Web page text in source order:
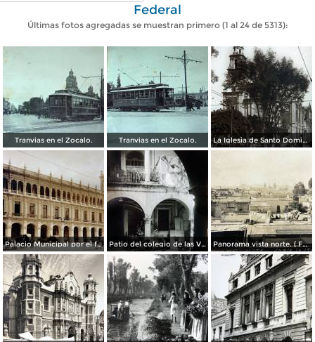
Federal
Últimas fotos agregadas se muestran primero (1 al 24 de 5313):
Tranvias en el Zocalo. Tranvias en el Zocalo. La Iglesia de Santo Domingo.
Palacio Municipal por el fotografo Hugo Brehme.. Patio del colegio de las Vizcainas por el fotografo Hugo Brehme. Panorama vista norte. ( Fechada el 20 de Junio de 1905 ).